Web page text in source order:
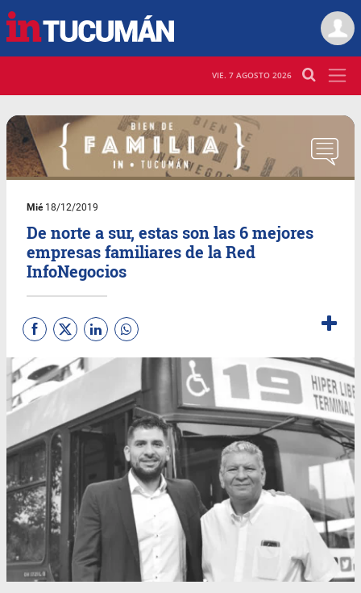
VIE. 7 AGOSTO 2026
Mié18/12/2019
De norte a sur, estas son las 6 mejores
empresas familiares de la Red
InfoNegocios